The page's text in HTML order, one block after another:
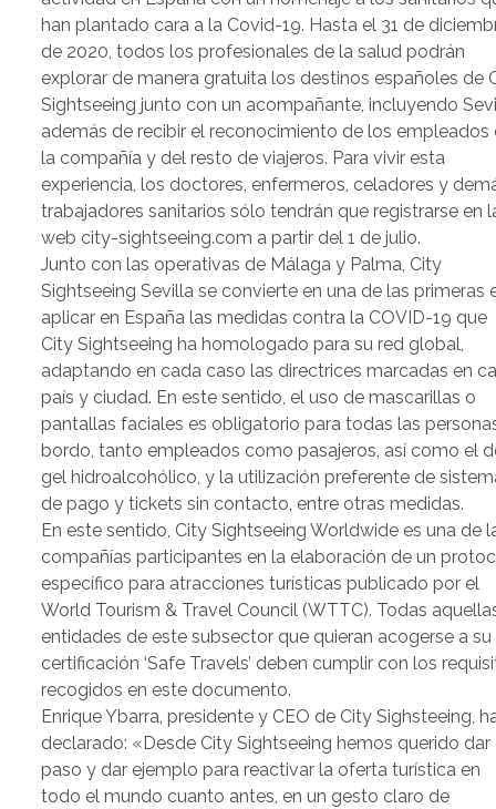
han plantado cara a la Covid-19. Hasta el 31 de
de 2020, todos los profesionales de la salud podrán
explorar de manera gratuita los destinos españoles de
Sightseeing junto con un acompañante, incluyendo
además de recibir el reconocimiento de los empleados
la compañía y del resto de viajeros. Para vivir esta
experiencia, los doctores, enfermeros, celadores y
trabajadores sanitarios sólo tendrán que registrarse en
web city-sightseeing.com a partir del 1 de julio.
Junto con las operativas de Málaga y Palma, City
Sightseeing Sevilla se convierte en una de las primeras
aplicar en España las medidas contra la COVID-19 que
City Sightseeing ha homologado para su red global,
adaptando en cada caso las directrices marcadas en
país y ciudad. En este sentido, el uso de mascarillas o
pantallas faciales es obligatorio para todas las
bordo, tanto empleados como pasajeros, así como el
gel hidroalcohólico, y la utilización preferente de
de pago y tickets sin contacto, entre otras medidas.
En este sentido, City Sightseeing Worldwide es una de
compañías participantes en la elaboración de un
específico para atracciones turísticas publicado por el
World Tourism & Travel Council (WTTC). Todas
entidades de este subsector que quieran acogerse a su
certificación ‘Safe Travels’ deben cumplir con los
recogidos en este documento.
Enrique Ybarra, presidente y CEO de City Sighsteeing,
declarado: «Desde City Sightseeing hemos querido dar
paso y dar ejemplo para reactivar la oferta turística en
todo el mundo cuanto antes, en un gesto claro de